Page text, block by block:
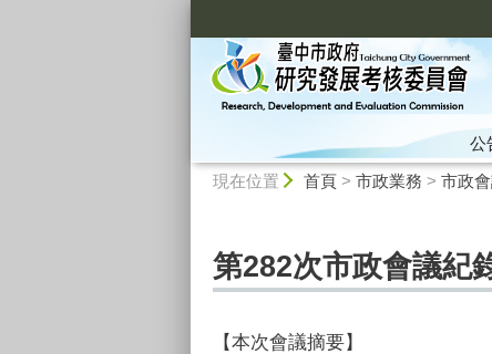
公
現在位置 首頁> 市政業務 > 市政
第282次市政會議紀
【本次會議摘要】